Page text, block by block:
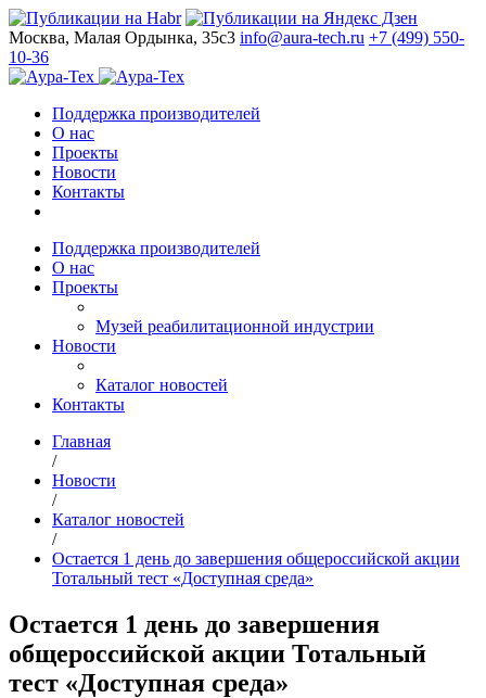
Москва, Малая Ордынка, 35с3 info@aura-tech.ru +7 (499) 550-
10-36
Поддержка производителей
О нас
Проекты
Новости
Контакты
Поддержка производителей
О нас
Проекты
Музей реабилитационной индустрии
Новости
Каталог новостей
Контакты
Главная
/
Новости
/
Каталог новостей
/
Остается 1 день до завершения общероссийской акции
Тотальный тест «Доступная среда»
Остается 1 день до завершения
общероссийской акции Тотальный
тест «Доступная среда»